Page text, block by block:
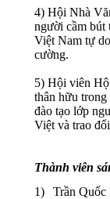
4) Hội Nhà
người cầm bút
Việt Nam tự
cường.
5) Hội viên Hộ
thân hữu trong
đào tạo lớp
Việt và trao đổ
Thành viên
Trần Quốc